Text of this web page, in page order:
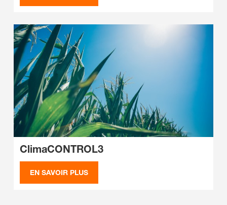
ClimaCONTROL3
EN SAVOIR PLUS